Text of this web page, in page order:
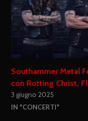
Southammer Metal
con Rotting Christ,
3 giugno 2025
IN "CONCERTI"